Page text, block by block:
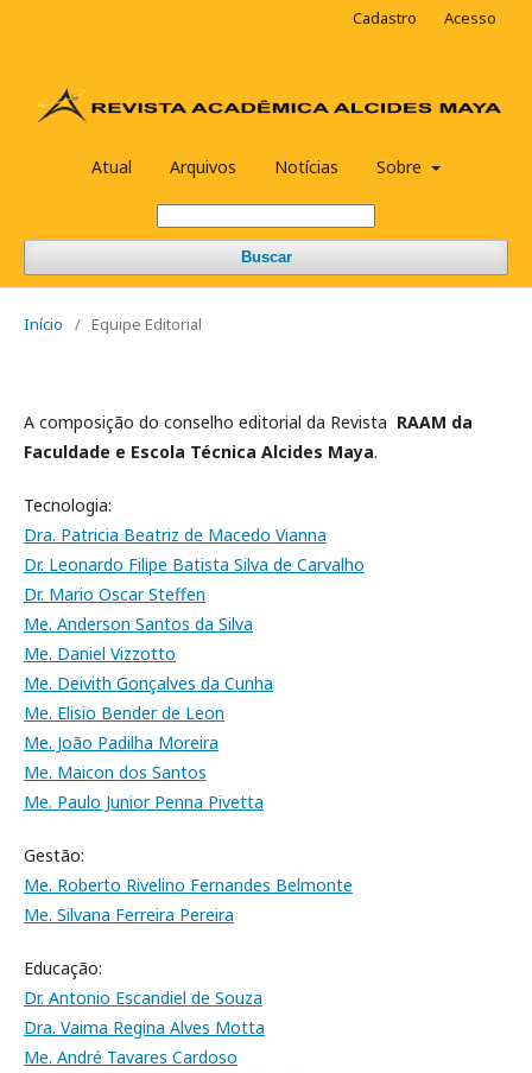
Atual Arquivos Notícias Sobre
Buscar
Cadastro Acesso
Início / Equipe Editorial
A composição do conselho editorial da Revista RAAM da
Faculdade e Escola Técnica Alcides Maya.
Tecnologia:
Dra. Patricia Beatriz de Macedo Vianna
Dr. Leonardo Filipe Batista Silva de Carvalho
Dr. Mario Oscar Steffen
Me. Anderson Santos da Silva
Me. Daniel Vizzotto
Me. Deivith Gonçalves da Cunha
Me. Elisio Bender de Leon
Me. João Padilha Moreira
Me. Maicon dos Santos
Me. Paulo Junior Penna Pivetta
Gestão:
Me. Roberto Rivelino Fernandes Belmonte
Me. Silvana Ferreira Pereira
Educação:
Dr. Antonio Escandiel de Souza
Dra. Vaima Regina Alves Motta
Me. André Tavares Cardoso